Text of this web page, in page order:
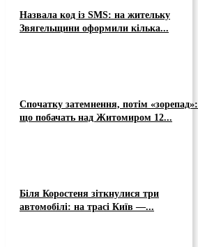
Назвала код із SMS: на жительку
Звягельщини оформили кілька...
Спочатку затемнення, потім «зорепад»:
що побачать над Житомиром 12...
Біля Коростеня зіткнулися три
автомобілі: на трасі Київ —...